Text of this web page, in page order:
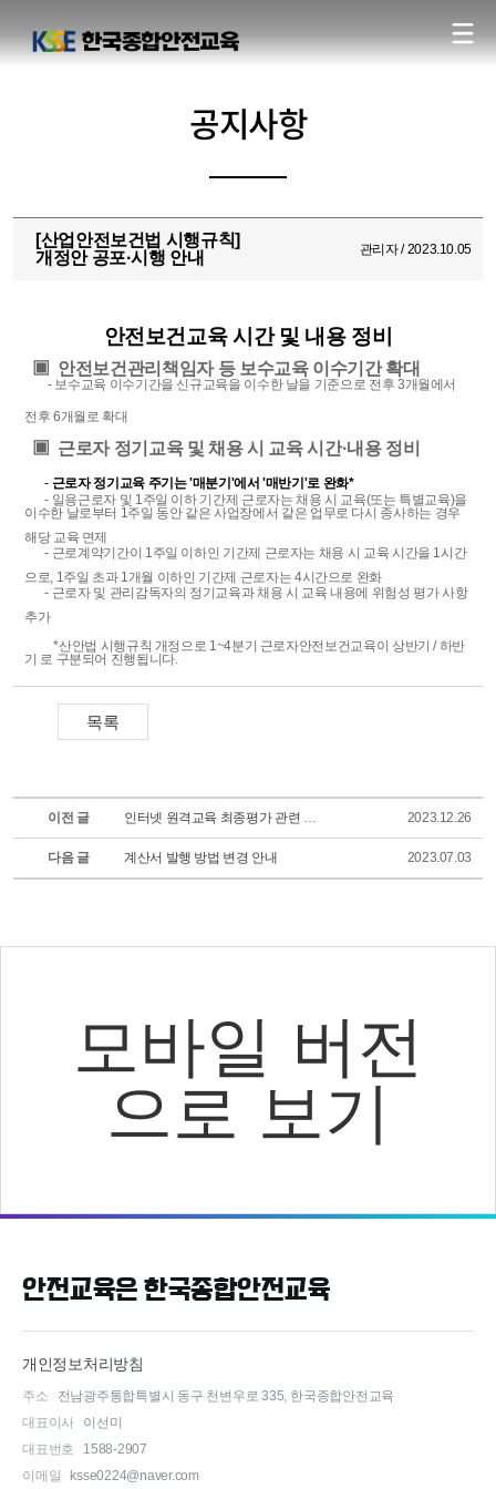
공지사항
[산업안전보건법 시행규칙]
개정안 공포·시행 안내
관리자 / 2023.10.05
안전보건교육 시간 및 내용 정비
▣ 안전보건관리책임자 등 보수교육 이수기간 확대
- 보수교육 이수기간을 신규교육을 이수한 날을 기준으로 전후 3개월에서
전후 6개월로 확대
▣ 근로자 정기교육 및 채용 시 교육 시간·내용 정비
- 근로자 정기교육 주기는 '매분기'에서 '매반기'로 완화*
- 일용근로자 및 1주일 이하 기간제 근로자는 채용 시 교육(또는 특별교육)을
이수한 날로부터 1주일 동안 같은 사업장에서 같은 업무로 다시 종사하는 경우
해당 교육 면제
- 근로계약기간이 1주일 이하인 기간제 근로자는 채용 시 교육 시간을 1시간
으로, 1주일 초과 1개월 이하인 기간제 근로자는 4시간으로 완화
- 근로자 및 관리감독자의 정기교육과 채용 시 교육 내용에 위험성 평가 사항
추가
*산안법 시행규칙 개정으로 1~4분기 근로자안전보건교육이 상반기 / 하반
기 로 구분되어 진행됩니다.
이전 글 인터넷 원격교육 최종평가 관련 안내 2023.12.26
다음 글 계산서 발행 방법 변경 안내 2023.07.03
모바일 버전
으로 보기
안전교육은 한국종합안전교육
개인정보처리방침
주소
전남광주통합특별시 동구 천변우로 335, 한국종합안전교육
대표이사
이선미
대표번호
1588-2907
이메일
ksse0224@naver.com